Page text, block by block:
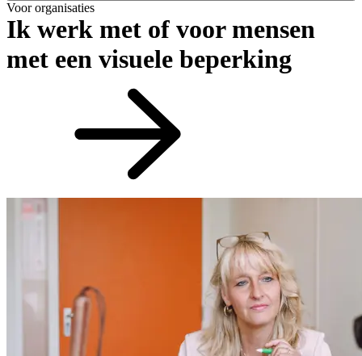
Voor organisaties
Ik werk met of voor mensen
met een visuele beperking